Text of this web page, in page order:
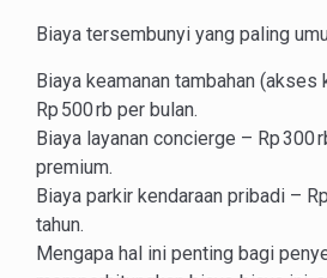
Biaya tersembunyi yang paling
Biaya keamanan tambahan
Rp 500 rb per bulan.
Biaya layanan concierge – Rp 300
premium.
Biaya parkir kendaraan pribadi –
tahun.
Mengapa hal ini penting bagi